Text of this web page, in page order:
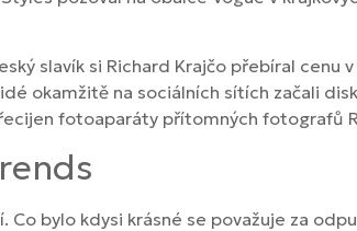
slavík si Richard Krajčo přebíral
okamžitě na sociálních sítích začali
fotoaparáty přítomných fotografů
Co bylo kdysi krásné se považuje za